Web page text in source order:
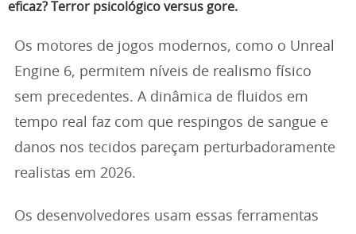
eficaz? Terror psicológico versus gore.
Os motores de jogos modernos, como o Unreal
Engine 6, permitem níveis de realismo físico
sem precedentes. A dinâmica de fluidos em
tempo real faz com que respingos de sangue e
danos nos tecidos pareçam perturbadoramente
realistas em 2026.
Os desenvolvedores usam essas ferramentas